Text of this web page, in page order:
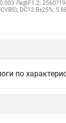
Лк@F1.2;
DC12 В±25%;
по